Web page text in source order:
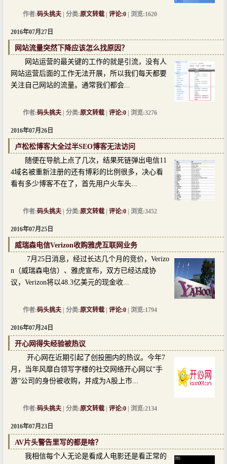
作者:码头挑夫 | 分类:原文转载 评论:0 | 浏览:1620
2016年07月27日
网站流量突然下降应该怎么找原因？
网站运营的最关键的工作的就是引流，没有人
网站运营后面的工作无法开展，所以我们每天都要
关注自己网站的流量。通常我们都会...
作者:码头挑夫 | 分类:原文转载 评论:0 | 浏览:3276
2016年07月26日
卢松松博客大全过半SEO博客无法访问
随便在导航上点了几次，结果死链弹出电信11
4域名被重新注册的还有博彩的比例很多，决心看
看有多少博客不在了，首先用户火车头...
作者:码头挑夫 | 分类:原文转载 评论:0 | 浏览:3452
2016年07月25日
威瑞森电信Verizon收购雅虎互联网业务
7月25日消息，经过长达几个月的竞价，Verizo
n（威瑞森电信）、雅虎宣布，双方已经达成协
议，Verizon将以48.3亿美元的现金收...
作者:码头挑夫 | 分类:原文转载 评论:0 | 浏览:1794
2016年07月24日
开心网得失经验被热议
开心网在近期引起了创投圈内的热议。今年7
月，当年风靡白领写字楼的社交网络开心网以“手
游”公司的身份被收购，并成为A股上市...
作者:码头挑夫 | 分类:原文转载 评论:0 | 浏览:2134
2016年07月23日
AV片头警告里写的都是啥？
我相信每个人无论是看成人电影还是看正常的